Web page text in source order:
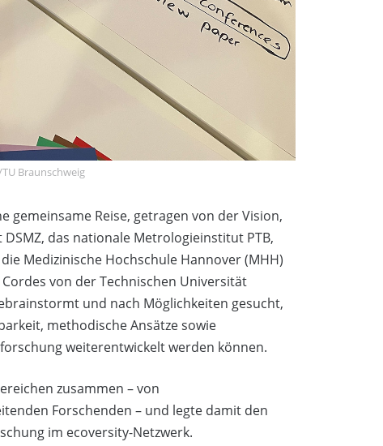
Braunschweig
gemeinsame Reise, getragen von der Vision,
das nationale Metrologieinstitut PTB,
Medizinische Hochschule Hannover (MHH)
von der Technischen Universität
und nach Möglichkeiten gesucht,
methodische Ansätze sowie
weiterentwickelt werden können.
zusammen – von
Forschenden – und legte damit den
im ecoversity-Netzwerk.